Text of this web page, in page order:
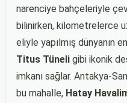
narenciye bahçeleriyle
bilinirken, kilometrelerce
eliyle yapılmış dünyanın
Titus Tüneli gibi ikonik
imkanı sağlar. Antakya-
bu mahalle, Hatay